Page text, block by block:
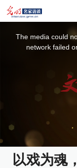
The media could
network failed
以戏为魂